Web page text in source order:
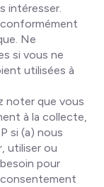
intéresser.
Ne
si vous ne
utilisées à
noter que vous
à la collecte,
si (a) nous
utiliser ou
pour